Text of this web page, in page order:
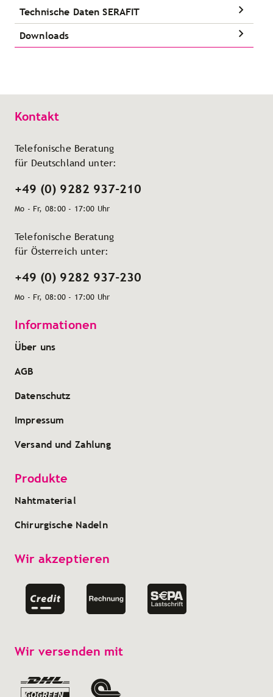
Technische Daten SERAFIT
Downloads
Kontakt
Telefonische Beratung
für Deutschland unter:
+49 (0) 9282 937-210
Mo - Fr, 08:00 - 17:00 Uhr
Telefonische Beratung
für Österreich unter:
+49 (0) 9282 937-230
Mo - Fr, 08:00 - 17:00 Uhr
Informationen
Über uns
AGB
Datenschutz
Impressum
Versand und Zahlung
Produkte
Nahtmaterial
Chirurgische Nadeln
Wir akzeptieren
Wir versenden mit